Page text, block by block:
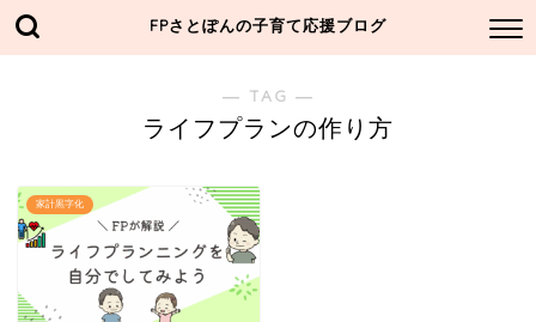
FPさとぽんの子育て応援ブログ
― TAG ―
ライフプランの作り方
家計黒字化